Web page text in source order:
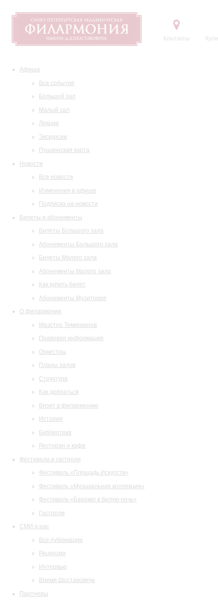
Контакты
Афиша
Все события
Большой зал
Малый зал
Лекции
Экскурсии
Пушкинская карта
Новости
Все новости
Изменения в афише
Подписка на новости
Билеты и абонементы
Билеты Большого зала
Абонементы Большого зала
Билеты Малого зала
Абонементы Малого зала
Как купить билет
Абонементы Музитория
О филармонии
Маэстро Темирканов
Правовая информация
Оркестры
Планы залов
Структура
Как добраться
Визит в филармонию
История
Библиотека
Ресторан и кафе
Фестивали и гастроли
Фестиваль «Площадь Искусств»
Фестиваль «Музыкальная коллекция»
Фестиваль «Барокко в белую ночь»
Гастроли
СМИ о нас
Все публикации
Рецензии
Интервью
Время Шостаковича
Партнеры